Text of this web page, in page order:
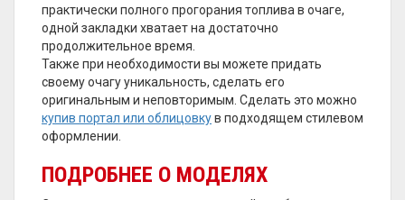
практически полного прогорания топлива в очаге,
одной закладки хватает на достаточно
продолжительное время.
Также при необходимости вы можете придать
своему очагу уникальность, сделать его
оригинальным и неповторимым. Сделать это можно
купив портал или облицовкув подходящем стилевом
оформлении.
ПОДРОБНЕЕ О МОДЕЛЯХ